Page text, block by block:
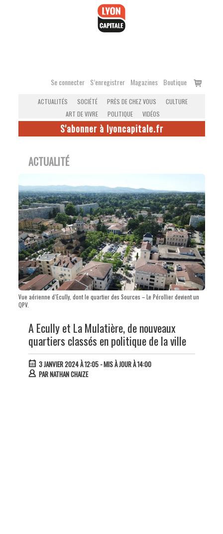
Se connecter S’enregistrer Magazines Boutique
Voir
ACTUALITÉS SOCIÉTÉ PRÈS DE CHEZ VOUS
CULTURE
ART DE VIVRE
POLITIQUE VIDÉOS
S'abonner à lyoncapitale.fr
ACTUALITÉ
Vue aérienne d’Ecully, dont le quartier des Sources – Le Pérollier devient un
QPV.
A Ecully et La Mulatière, de nouveaux
quartiers classés en politique de la ville
3 JANVIER 2024 À 12:05- MIS À JOUR À 14:00
PARNATHAN CHAIZE